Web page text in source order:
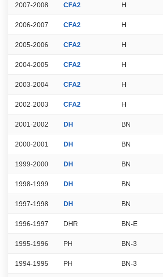
2007-2008 CFA2 H
2006-2007 CFA2 H
2005-2006 CFA2 H
2004-2005 CFA2 H
2003-2004 CFA2 H
2002-2003 CFA2 H
2001-2002 DH BN
2000-2001 DH BN
1999-2000 DH BN
1998-1999 DH BN
1997-1998 DH BN
1996-1997 DHR BN-E
1995-1996 PH BN-3
1994-1995 PH BN-3